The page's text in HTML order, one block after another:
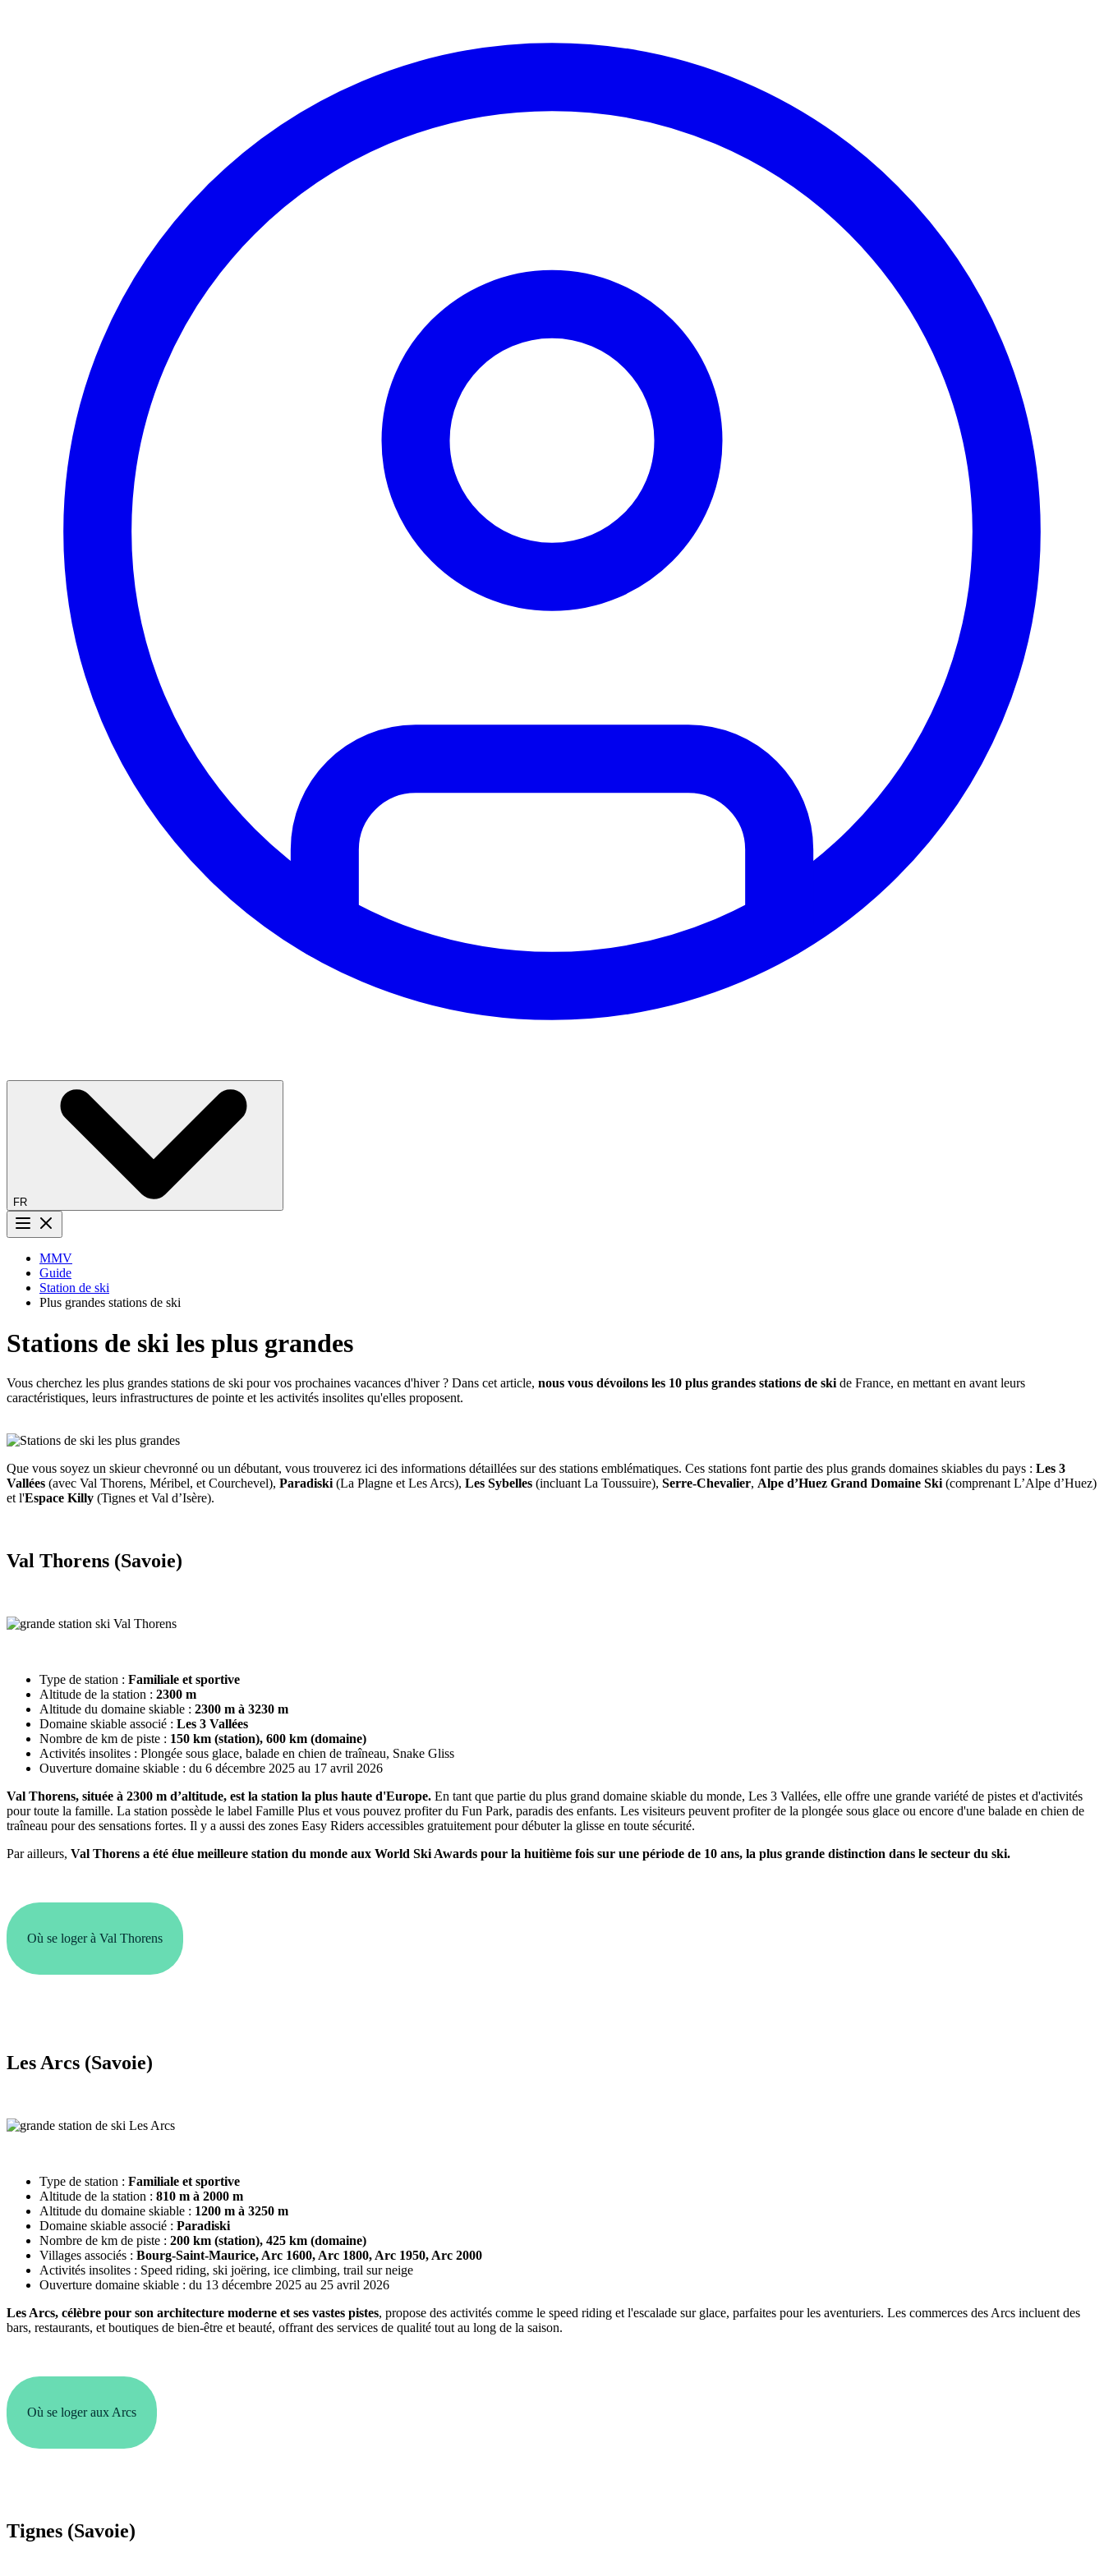
FR
Bouton menu
MMV
Guide
Station de ski
Plus grandes stations de ski
Stations de ski les plus grandes
Vous cherchez les plus grandes stations de ski pour vos prochaines vacances d'hiver ? Dans cet article, nous vous dévoilons les 10 plus grandes stations de ski de France, en mettant en avant leurs
caractéristiques, leurs infrastructures de pointe et les activités insolites qu'elles proposent.
Que vous soyez un skieur chevronné ou un débutant, vous trouverez ici des informations détaillées sur des stations emblématiques. Ces stations font partie des plus grands domaines skiables du pays : Les 3
Vallées (avec Val Thorens, Méribel, et Courchevel), Paradiski (La Plagne et Les Arcs), Les Sybelles (incluant La Toussuire), Serre-Chevalier, Alpe d’Huez Grand Domaine Ski (comprenant L’Alpe d’Huez)
et l'Espace Killy (Tignes et Val d’Isère).
Val Thorens (Savoie)
Type de station : Familiale et sportive
Altitude de la station : 2300 m
Altitude du domaine skiable : 2300 m à 3230 m
Domaine skiable associé : Les 3 Vallées
Nombre de km de piste : 150 km (station), 600 km (domaine)
Activités insolites : Plongée sous glace, balade en chien de traîneau, Snake Gliss
Ouverture domaine skiable : du 6 décembre 2025 au 17 avril 2026
Val Thorens, située à 2300 m d’altitude, est la station la plus haute d'Europe. En tant que partie du plus grand domaine skiable du monde, Les 3 Vallées, elle offre une grande variété de pistes et d'activités
pour toute la famille. La station possède le label Famille Plus et vous pouvez profiter du Fun Park, paradis des enfants. Les visiteurs peuvent profiter de la plongée sous glace ou encore d'une balade en chien de
traîneau pour des sensations fortes. Il y a aussi des zones Easy Riders accessibles gratuitement pour débuter la glisse en toute sécurité.
Par ailleurs, Val Thorens a été élue meilleure station du monde aux World Ski Awards pour la huitième fois sur une période de 10 ans, la plus grande distinction dans le secteur du ski.
Où se loger à Val Thorens
Les Arcs (Savoie)
Type de station : Familiale et sportive
Altitude de la station : 810 m à 2000 m
Altitude du domaine skiable : 1200 m à 3250 m
Domaine skiable associé : Paradiski
Nombre de km de piste : 200 km (station), 425 km (domaine)
Villages associés : Bourg-Saint-Maurice, Arc 1600, Arc 1800, Arc 1950, Arc 2000
Activités insolites : Speed riding, ski joëring, ice climbing, trail sur neige
Ouverture domaine skiable : du 13 décembre 2025 au 25 avril 2026
Les Arcs, célèbre pour son architecture moderne et ses vastes pistes, propose des activités comme le speed riding et l'escalade sur glace, parfaites pour les aventuriers. Les commerces des Arcs incluent des
bars, restaurants, et boutiques de bien-être et beauté, offrant des services de qualité tout au long de la saison.
Où se loger aux Arcs
Tignes (Savoie)